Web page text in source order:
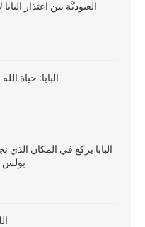
العبوديَّة بين اعتذار
البابا: حياة
البابا يركع في المكان الذي
بولس